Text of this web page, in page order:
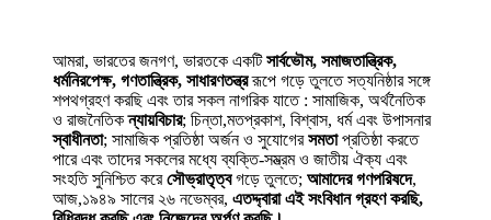
আমরা, ভারতের জনগণ, ভারতকে একটিসার্বভৌম, সমাজতান্ত্রিক,
ধর্মনিরপেক্ষ, গণতান্ত্রিক, সাধারণতন্ত্ররূপে গড়ে তুলতে সত্যনিষ্ঠার সঙ্গে
শপথগ্রহণ করছি এবং তার সকল নাগরিক যাতে : সামাজিক, অর্থনৈতিক
ও রাজনৈতিকন্যায়বিচার; চিন্তা,মতপ্রকাশ, বিশ্বাস, ধর্ম এবং উপাসনার
স্বাধীনতা; সামাজিক প্রতিষ্ঠা অর্জন ও সুযোগেরসমতাপ্রতিষ্ঠা করতে
পারে এবং তাদের সকলের মধ্যে ব্যক্তি-সম্ভ্রম ও জাতীয় ঐক্য এবং
সংহতি সুনিশ্চিত করেসৌভ্রাতৃত্বগড়ে তুলতে; আমাদের গণপরিষদে,
আজ,১৯৪৯ সালের ২৬ নভেম্বর, এতদ্দ্বারা এই সংবিধান গ্রহণ করছি,